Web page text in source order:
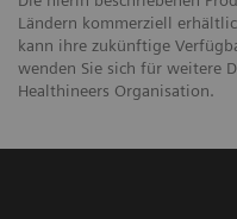
Ländern kommerziell
kann ihre zukünftige
wenden Sie sich für weitere
Healthineers Organisation.